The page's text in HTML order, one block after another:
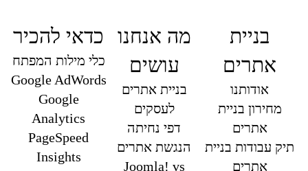
בניית
אתרים
אודותנו
מחירון בניית
אתרים
תיק עבודות בניית
אתרים
מה אנחנו
עושים
בניית אתרים
לעסקים
דפי נחיתה
הנגשת אתרים
Joomla! vs
כדאי להכיר
כלי מילות המפתח
Google AdWords
Google
Analytics
PageSpeed
Insights